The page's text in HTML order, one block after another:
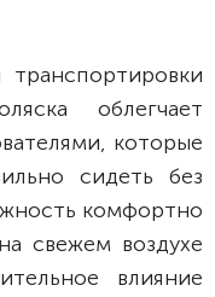
облегчает
которые
сидеть без
комфортно
свежем воздухе
влияние